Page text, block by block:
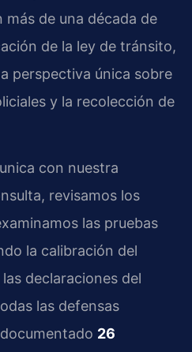
más de una década de
de la ley de tránsito,
perspectiva única sobre
y la recolección de
con nuestra
revisamos los
las pruebas
la calibración del
declaraciones del
las defensas
26